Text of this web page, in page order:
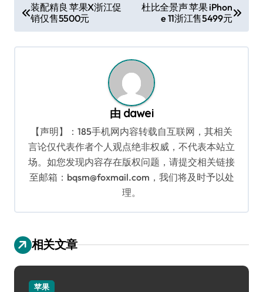
章
导
装配精良 苹果X浙江促
销仅售5500元
杜比全景声 苹果 iPhon
e 11浙江售5499元
由 dawei
【声明】：185手机网内容转载自互联网，其相关
言论仅代表作者个人观点绝非权威，不代表本站立
场。如您发现内容存在版权问题，请提交相关链接
至邮箱：bqsm@foxmail.com，我们将及时予以处
理。
相关文章
苹果